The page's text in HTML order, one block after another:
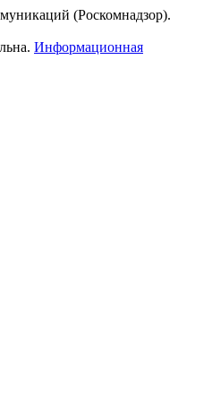
(Роскомнадзор).
Информационная